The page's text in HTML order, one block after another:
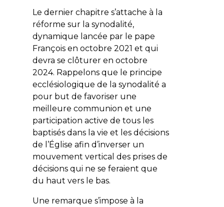
Le dernier chapitre s’attache à la
réforme sur la synodalité,
dynamique lancée par le pape
François en octobre 2021 et qui
devra se clôturer en octobre
2024. Rappelons que le principe
ecclésiologique de la synodalité a
pour but de favoriser une
meilleure communion et une
participation active de tous les
baptisés dans la vie et les décisions
de l’Église afin d’inverser un
mouvement vertical des prises de
décisions qui ne se feraient que
du haut vers le bas.
Une remarque s’impose à la